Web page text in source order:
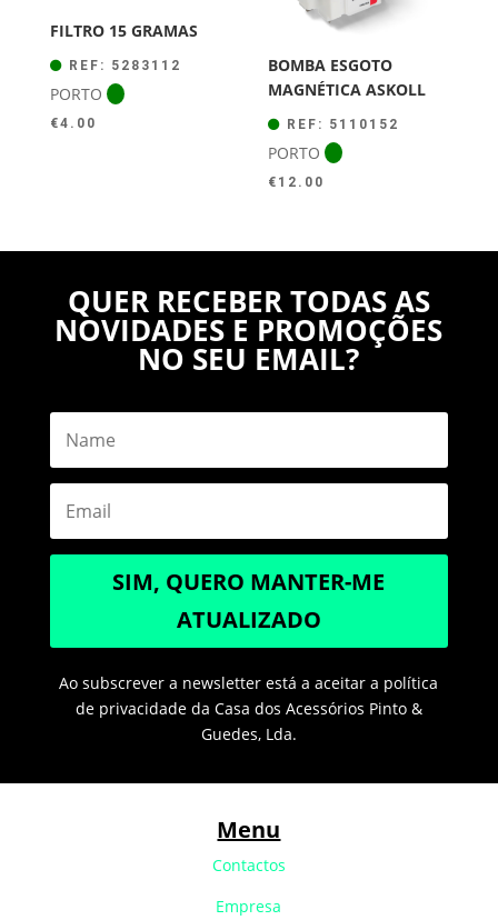
FILTRO 15 GRAMAS
REF: 5283112
PORTO
€4.00
BOMBA ESGOTO
MAGNÉTICA ASKOLL
REF: 5110152
PORTO
€ 12.00
QUER RECEBER TODAS AS
NOVIDADES E PROMOÇÕES
NO SEU EMAIL?
SIM, QUERO MANTER-ME
ATUALIZADO
Ao subscrever a newsletter está a aceitar a política
de privacidade da Casa dos Acessórios Pinto &
Guedes, Lda.
Menu
Contactos
Empresa